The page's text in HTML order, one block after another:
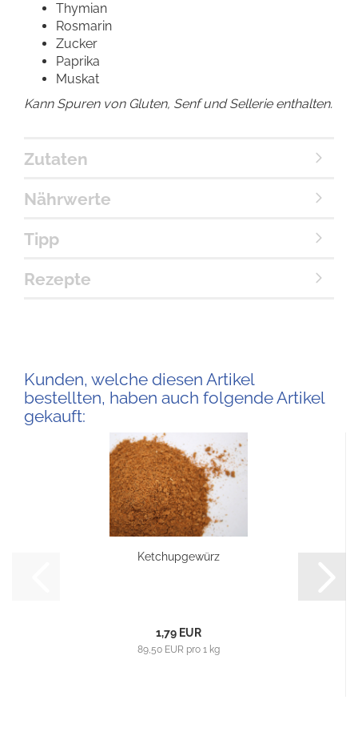
Thymian
Rosmarin
Zucker
Paprika
Muskat
Kann Spuren von Gluten, Senf und Sellerie enthalten.
Zutaten
Nährwerte
Tipp
Rezepte
Kunden, welche diesen Artikel
bestellten, haben auch folgende Artikel
gekauft:
Ketchupgewürz
1,79 EUR
89,50 EUR pro 1 kg